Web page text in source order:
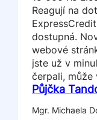
Reagují na
dostupná.
webové
jste už v
čerpali,
Půjčka
Mgr. Michaela